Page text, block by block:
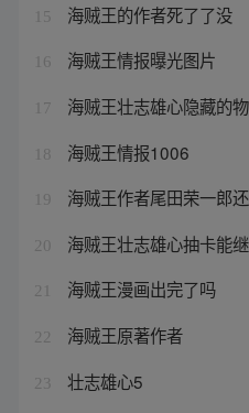
15 海贼王的作者死了了没
16 海贼王情报曝光图片
17 海贼王壮志雄心隐藏的
18 海贼王情报1006
19 海贼王作者尾田荣一郎
20 海贼王壮志雄心抽卡能
21 海贼王漫画出完了吗
22 海贼王原著作者
23 壮志雄心5